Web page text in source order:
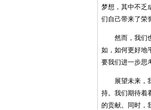
梦想，其中不乏
们自己带来了荣
然而，我们
如，如何更好地
要我们进一步思
展望未来，
持。我们期待着
的贡献。同时，